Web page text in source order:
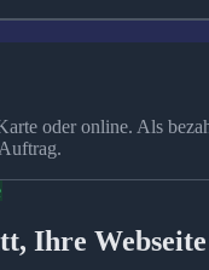
oder online. Als
Ihre Webseite